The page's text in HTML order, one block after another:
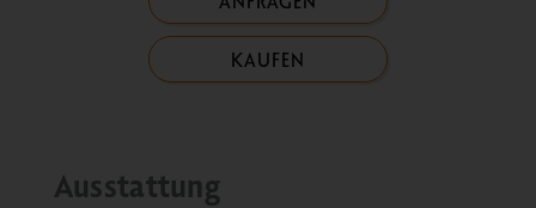
KAUFEN
Ausstattung